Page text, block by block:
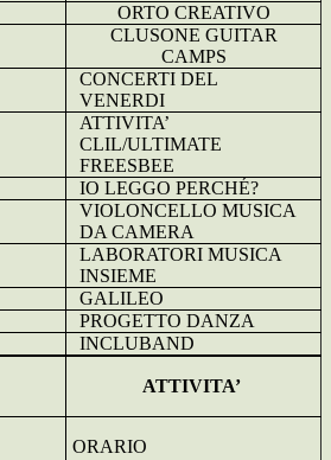
ORTO CREATIVO
CLUSONE GUITAR
CAMPS
CONCERTI DEL
VENERDI
ATTIVITA’
CLIL/ULTIMATE
FREESBEE
IO LEGGO PERCHÉ?
VIOLONCELLO MUSICA
DA CAMERA
LABORATORI MUSICA
INSIEME
GALILEO
PROGETTO DANZA
INCLUBAND
ATTIVITA’
ORARIO